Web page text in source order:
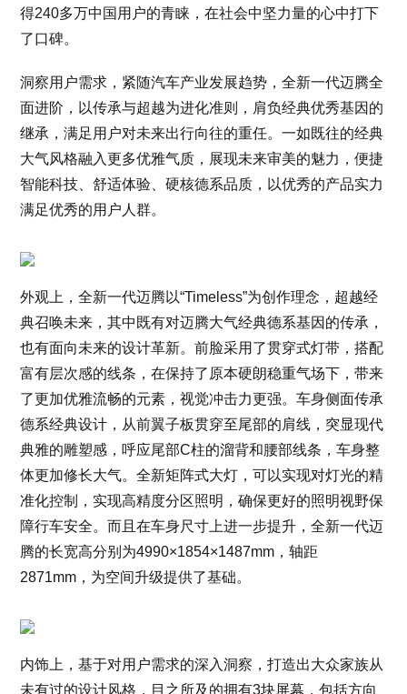
得240多万中国用户的青睐，在社会中坚力量的心中打下
了口碑。
洞察用户需求，紧随汽车产业发展趋势，全新一代迈腾全
面进阶，以传承与超越为进化准则，肩负经典优秀基因的
继承，满足用户对未来出行向往的重任。一如既往的经典
大气风格融入更多优雅气质，展现未来审美的魅力，便捷
智能科技、舒适体验、硬核德系品质，以优秀的产品实力
满足优秀的用户人群。
外观上，全新一代迈腾以“Timeless”为创作理念，超越经
典召唤未来，其中既有对迈腾大气经典德系基因的传承，
也有面向未来的设计革新。前脸采用了贯穿式灯带，搭配
富有层次感的线条，在保持了原本硬朗稳重气场下，带来
了更加优雅流畅的元素，视觉冲击力更强。车身侧面传承
德系经典设计，从前翼子板贯穿至尾部的肩线，突显现代
典雅的雕塑感，呼应尾部C柱的溜背和腰部线条，车身整
体更加修长大气。全新矩阵式大灯，可以实现对灯光的精
准化控制，实现高精度分区照明，确保更好的照明视野保
障行车安全。而且在车身尺寸上进一步提升，全新一代迈
腾的长宽高分别为4990×1854×1487mm，轴距
2871mm，为空间升级提供了基础。
内饰上，基于对用户需求的深入洞察，打造出大众家族从
未有过的设计风格，目之所及的拥有3块屏幕，包括方向